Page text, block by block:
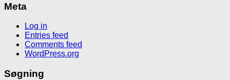
Meta
Log in
Entries feed
Comments feed
WordPress.org
Søgning